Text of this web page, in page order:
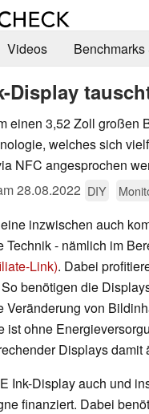
Videos Benchmarks
Display
einen 3,52 Zoll großen
welches sich
NFC angesprochen
28.08.2022 DIY
inzwischen auch
Technik - nämlich im
Link). Dabei
benötigen die
Veränderung von
ist ohne
Displays damit
Ink-Display auch und
finanziert. Dabei